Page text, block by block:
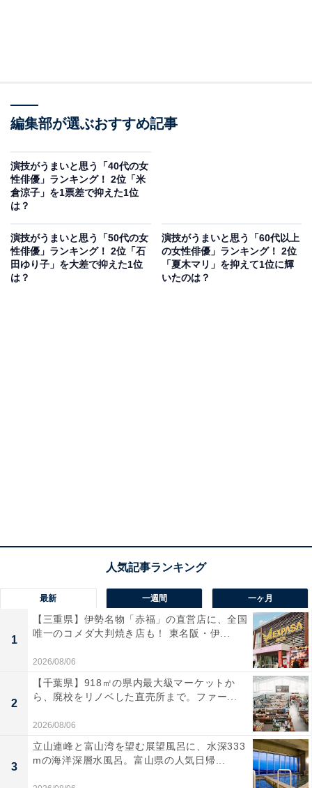
編集部が選ぶおすすめ記事
演技がうまいと思う「40代の女
性俳優」ランキング！ 2位「米
倉涼子」を1票差で抑えた1位
は？
演技がうまいと思う「50代の女
性俳優」ランキング！ 2位「石
田ゆり子」を大差で抑えた1位
は？
演技がうまいと思う「60代以上
の女性俳優」ランキング！ 2位
「夏木マリ」を抑えて1位に輝
いたのは？
最新 一週間 一ヶ月
1
【三重県】伊勢名物「赤福」の直営店に、全国
唯一のコメダ大判焼き店も！ 東名阪・伊...
2026/08/06
2
【千葉県】918㎡の県内最大級マーケットか
ら、廃校をリノベした直売所まで。ファー...
2026/08/06
3
立山連峰と富山湾を望む展望風呂に、水深333
mの海洋深層水風呂。富山県の人気日帰...